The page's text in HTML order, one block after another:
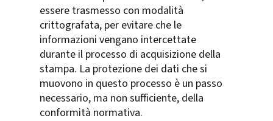
essere trasmesso con modalità
crittografata, per evitare che le
informazioni vengano intercettate
durante il processo di acquisizione della
stampa. La protezione dei dati che si
muovono in questo processo è un passo
necessario, ma non sufficiente, della
conformità normativa.